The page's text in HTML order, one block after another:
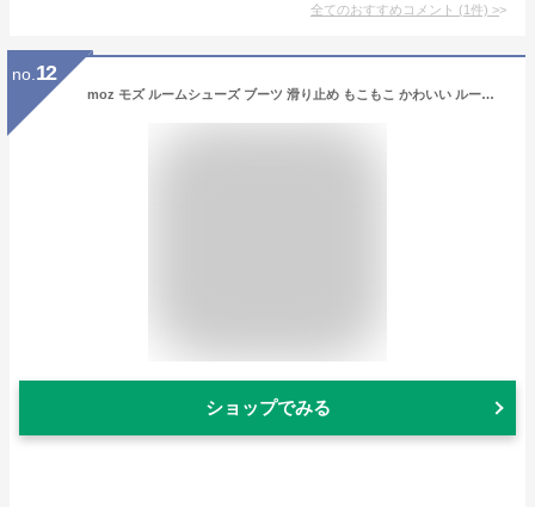
全てのおすすめコメント (1件) >
no. 12
moz モズ ルームシューズ ブーツ 滑り止め もこもこ かわいい ルームブーツ メンズ レディース スリッパ ムートンブーツ 北欧 スウェーデン おしゃれ 北欧 洗える ルームサンダル 来客用 モコモコ キャラクター
ショップでみる